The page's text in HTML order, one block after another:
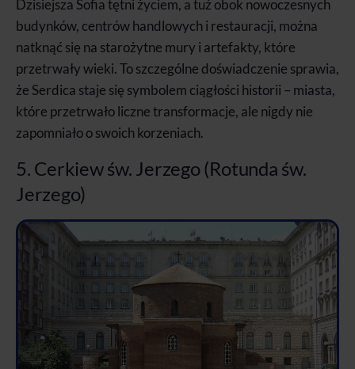
Dzisiejsza Sofia tętni życiem, a tuż obok nowoczesnych
budynków, centrów handlowych i restauracji, można
natknąć się na starożytne mury i artefakty, które
przetrwały wieki. To szczególne doświadczenie sprawia,
że Serdica staje się symbolem ciągłości historii – miasta,
które przetrwało liczne transformacje, ale nigdy nie
zapomniało o swoich korzeniach.
5. Cerkiew św. Jerzego (Rotunda św.
Jerzego)